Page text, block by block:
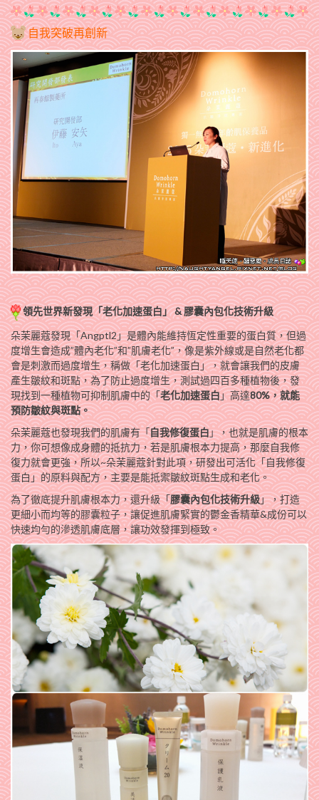
自我突破再創新
領先世界新發現「老化加速蛋白」 & 膠囊內包化技術升級
朵茉麗蔻發現「Angptl2」是體內能維持恆定性重要的蛋白質，但過
度增生會造成”體內老化”和”肌膚老化”，像是紫外線或是自然老化都
會是刺激而過度增生，稱做「老化加速蛋白」，就會讓我們的皮膚
產生皺紋和斑點，為了防止過度增生，測試過四百多種植物後，發
現找到一種植物可抑制肌膚中的「老化加速蛋白」高達80%，就能
預防皺紋與斑點。
朵茉麗蔻也發現我們的肌膚有「自我修復蛋白」，也就是肌膚的根本
力，你可想像成身體的抵抗力，若是肌膚根本力提高，那麼自我修
復力就會更強，所以~朵茉麗蔻針對此項，研發出可活化「自我修復
蛋白」的原料與配方，主要是能抵禦皺紋斑點生成和老化。
為了徹底提升肌膚根本力，還升級「膠囊內包化技術升級」，打造
更細小而均等的膠囊粒子，讓促進肌膚緊實的鬱金香精華&成份可以
快速均勻的滲透肌膚底層，讓功效發揮到極致。